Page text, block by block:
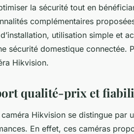
la sécurité tout en
complémentaires
utilisation simple et
sécurité domestique connectée.
Hikvision.
qualité-prix et
Hikvision se distingue par
En effet, ces caméras